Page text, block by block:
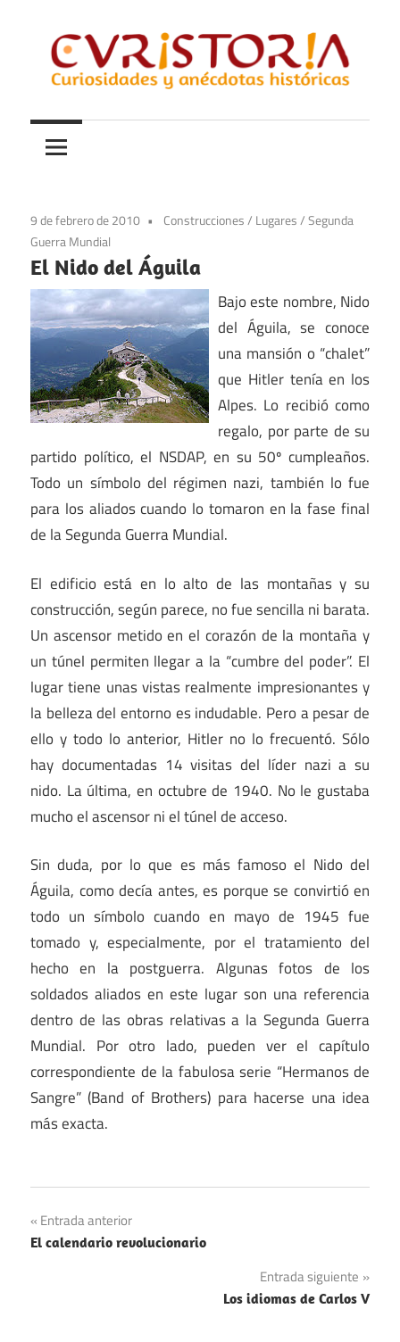
contenido
Curistoria
y
anécdotas
historia
9 de febrero de 2010 Construcciones/ Lugares/Segunda
Guerra Mundial
El Nido del Águila
Bajo este nombre, Nido
del Águila, se conoce
una mansión o “chalet”
que Hitler tenía en los
Alpes. Lo recibió como
regalo, por parte de su
partido político, el NSDAP, en su 50º cumpleaños.
Todo un símbolo del régimen nazi, también lo fue
para los aliados cuando lo tomaron en la fase final
de la Segunda Guerra Mundial.
El edificio está en lo alto de las montañas y su
construcción, según parece, no fue sencilla ni barata.
Un ascensor metido en el corazón de la montaña y
un túnel permiten llegar a la “cumbre del poder”. El
lugar tiene unas vistas realmente impresionantes y
la belleza del entorno es indudable. Pero a pesar de
ello y todo lo anterior, Hitler no lo frecuentó. Sólo
hay documentadas 14 visitas del líder nazi a su
nido. La última, en octubre de 1940. No le gustaba
mucho el ascensor ni el túnel de acceso.
Sin duda, por lo que es más famoso el Nido del
Águila, como decía antes, es porque se convirtió en
todo un símbolo cuando en mayo de 1945 fue
tomado y, especialmente, por el tratamiento del
hecho en la postguerra. Algunas fotos de los
soldados aliados en este lugar son una referencia
dentro de las obras relativas a la Segunda Guerra
Mundial. Por otro lado, pueden ver el capítulo
correspondiente de la fabulosa serie “Hermanos de
Sangre” (Band of Brothers) para hacerse una idea
más exacta.
Navegación
de
Entrada anterior
El calendario revolucionario
Entrada siguiente
Los idiomas de Carlos V